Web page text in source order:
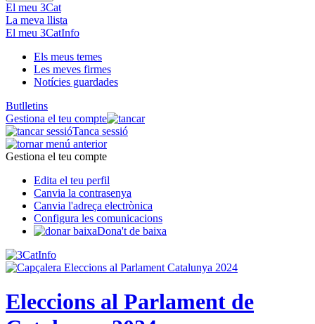
El meu 3Cat
La meva llista
El meu 3CatInfo
Els meus temes
Les meves firmes
Notícies guardades
Butlletins
Gestiona el teu compte
Tanca sessió
Gestiona el teu compte
Edita el teu perfil
Canvia la contrasenya
Canvia l'adreça electrònica
Configura les comunicacions
Dona't de baixa
Eleccions al Parlament de